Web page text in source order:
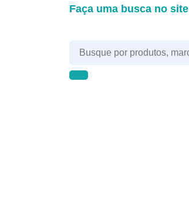
Faça uma busca no site